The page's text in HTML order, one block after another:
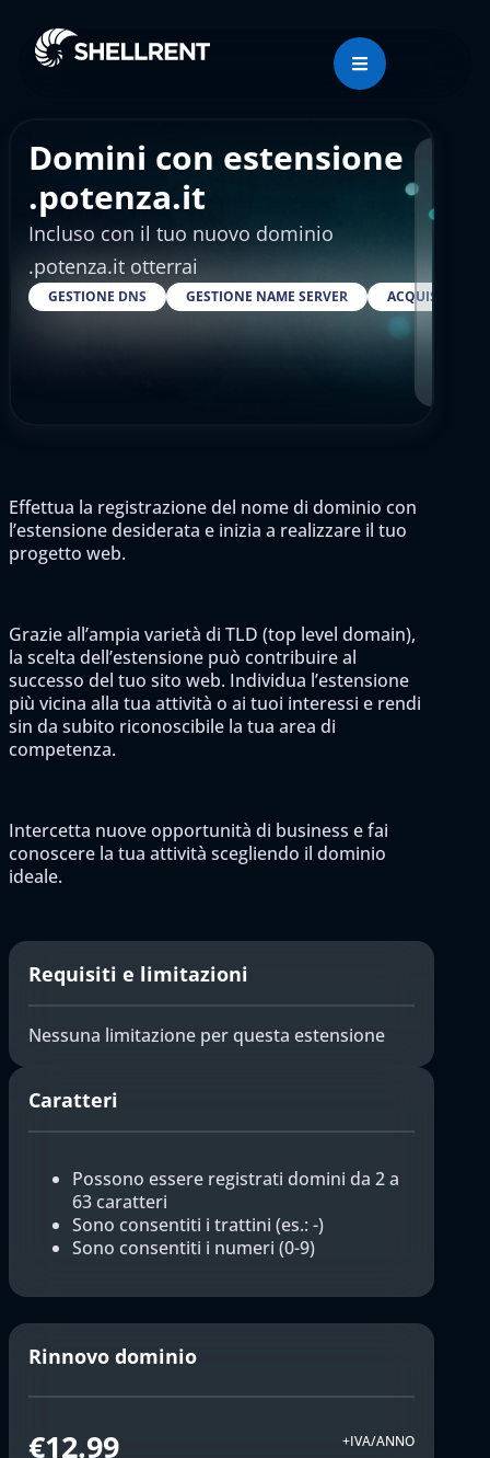
Domini con estensione
.potenza.it
Incluso con il tuo nuovo dominio
.potenza.it otterrai
GESTIONE DNS GESTIONE NAME SERVER ACQUISTARE
Effettua la registrazione del nome di dominio con
l’estensione desiderata e inizia a realizzare il tuo
progetto web.
Grazie all’ampia varietà di TLD (top level domain),
la scelta dell’estensione può contribuire al
successo del tuo sito web. Individua l’estensione
più vicina alla tua attività o ai tuoi interessi e rendi
sin da subito riconoscibile la tua area di
competenza.
Intercetta nuove opportunità di business e fai
conoscere la tua attività scegliendo il dominio
ideale.
Requisiti e limitazioni
Nessuna limitazione per questa estensione
Caratteri
Possono essere registrati domini da 2 a
63 caratteri
Sono consentiti i trattini (es.: -)
Sono consentiti i numeri (0-9)
Rinnovo dominio
€12.99 +IVA/ANNO